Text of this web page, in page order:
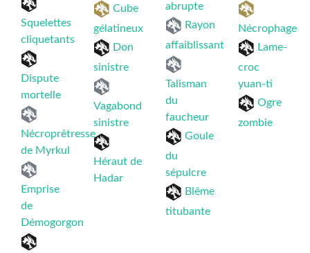
Squelettes
cliquetants
Dispute
mortelle
Nécroprêtresse
de Myrkul
Emprise
de
Démogorgon
Cube
gélatineux
Don
sinistre
Vagabond
sinistre
Héraut de
Hadar
abrupte
Rayon
affaiblissant
Talisman
du
faucheur
Goule
du
sépulcre
Blême
titubante
Nécrophage
Lame-
croc
yuan-ti
Ogre
zombie